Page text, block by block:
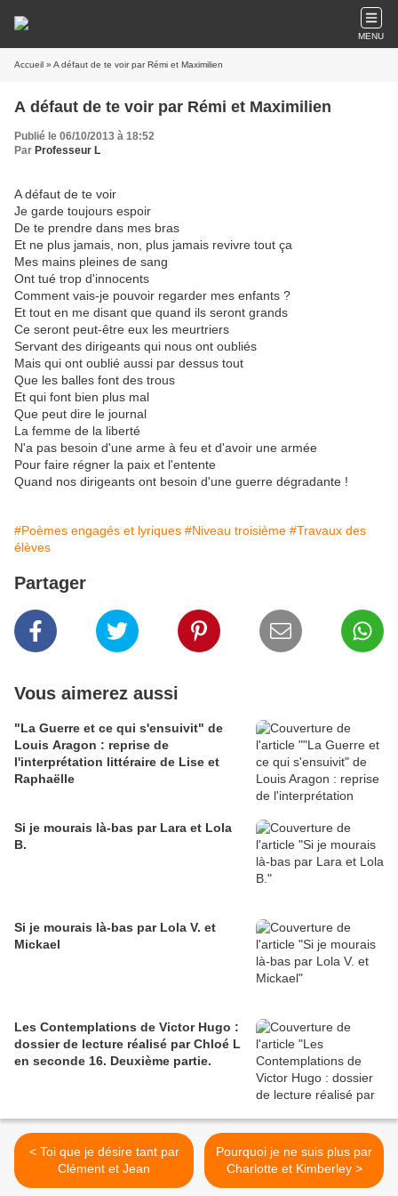
MENU
Accueil » A défaut de te voir par Rémi et Maximilien
A défaut de te voir par Rémi et Maximilien
Publié le 06/10/2013 à 18:52
Par Professeur L
A défaut de te voir
Je garde toujours espoir
De te prendre dans mes bras
Et ne plus jamais, non, plus jamais revivre tout ça
Mes mains pleines de sang
Ont tué trop d'innocents
Comment vais-je pouvoir regarder mes enfants ?
Et tout en me disant que quand ils seront grands
Ce seront peut-être eux les meurtriers
Servant des dirigeants qui nous ont oubliés
Mais qui ont oublié aussi par dessus tout
Que les balles font des trous
Et qui font bien plus mal
Que peut dire le journal
La femme de la liberté
N'a pas besoin d'une arme à feu et d'avoir une armée
Pour faire régner la paix et l'entente
Quand nos dirigeants ont besoin d'une guerre dégradante !
#Poèmes engagés et lyriques #Niveau troisième #Travaux des
élèves
Partager
Vous aimerez aussi
"La Guerre et ce qui s'ensuivit" de
Louis Aragon : reprise de
l'interprétation littéraire de Lise et
Raphaëlle
Si je mourais là-bas par Lara et Lola
B.
Si je mourais là-bas par Lola V. et
Mickael
Les Contemplations de Victor Hugo :
dossier de lecture réalisé par Chloé L
en seconde 16. Deuxième partie.
< Toi que je désire tant par
Clément et Jean
Pourquoi je ne suis plus par
Charlotte et Kimberley >